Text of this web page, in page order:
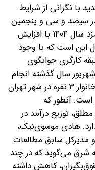
با نگرانی از شرایط
سیصد و سی و پنجمین
نشست شورای عالی کار، حداقل دستمزد سال ۱۴۰۴ با افزایش
این است که با وجود
کارگری جوابگوی
سال گذشته انجام
شده بود، نشان می‌داد، خط فقر یک خانوار ۳ نفره در شهر تهران
تومان است. آنطور که
توزیع درآمد در
هادی موسوی‌نیک،
مدیرکل سابق مطالعات
شرق می‌گوید که در چند
کاهش داشته